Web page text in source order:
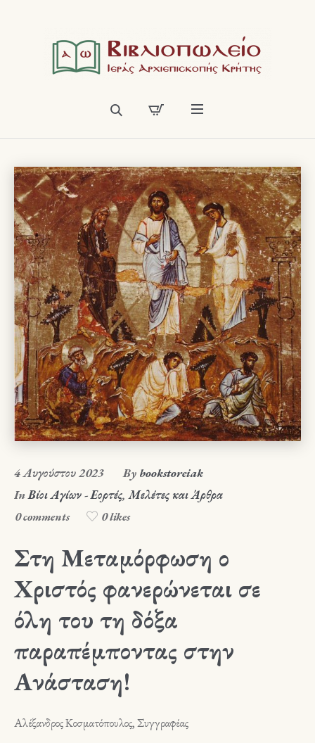
4 Αυγούστου 2023 By bookstoreiak
InΒίοι Αγίων - Εορτές,Μελέτες και Άρθρα
0 comments 0 likes
Στη Μεταμόρφωση ο
Χριστός φανερώνεται σε
όλη του τη δόξα
παραπέμποντας στην
Ανάσταση!
Αλέξανδρος Κοσματόπουλος, Συγγραφέας